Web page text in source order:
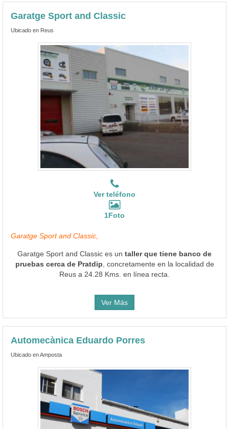
Garatge Sport and Classic
Ubicado en Reus
Ver teléfono
1Foto
Garatge Sport and Classic,
Garatge Sport and Classic es un taller que tiene banco de
pruebas cerca de Pratdip , concretamente en la localidad de
Reus a 24.28 Kms. en línea recta.
Ver Más
Automecànica Eduardo Porres
Ubicado en Amposta